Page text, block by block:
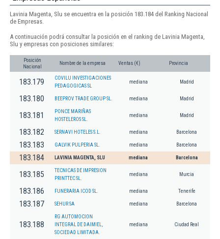
Lavinia Magenta, Slu se encuentra en la posición 183.184 del Ranking Nacional
de Empresas.
A continuación podrá consultar la posición en el ranking de Lavinia Magenta,
Slu y empresas con posiciones similares:
Posición
Nacional
Nombre de la empresa Ventas (€) Provincia
183.179
COVILU INVESTIGACIONES
PEDAGOGICAS SL
mediana Madrid
183.180 BEEPROV TRADE GROUP SL. mediana Madrid
183.181
PONCE MARIÑAS
HOSTELEROS SL.
mediana Madrid
183.182 SERNAVI HOTELES S.L. mediana Barcelona
183.183 GALVIK PULPERIA SL. mediana Barcelona
183.184 LAVINIA MAGENTA, SLU mediana Barcelona
183.185
TECNICAS DE IMPRESION
PRINTTEC SL.
mediana Murcia
183.186 FUNERARIA ICOD SL. mediana Tenerife
183.187 SEHUR SA mediana Barcelona
183.188
RG AUTOMOCION
INTEGRAL DE DAIMIEL,
SOCIEDAD LIMITADA.
mediana Ciudad Real